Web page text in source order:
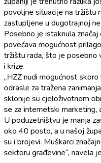
povoljne situacije na tržištu
zastupljene u dugotrajnoj
Posebno je istaknula
povećava mogućnost
tržištu rada, što je posebno
i krize.
„HZZ nudi mogućnost
odrasle za tražena
sklonije su cjeloživotnom
se za internetski marketing,
U poduzetništvu je manja
oko 40 posto, a u našoj
su i brojevi. Muškarci
sektoru građevine“, navela